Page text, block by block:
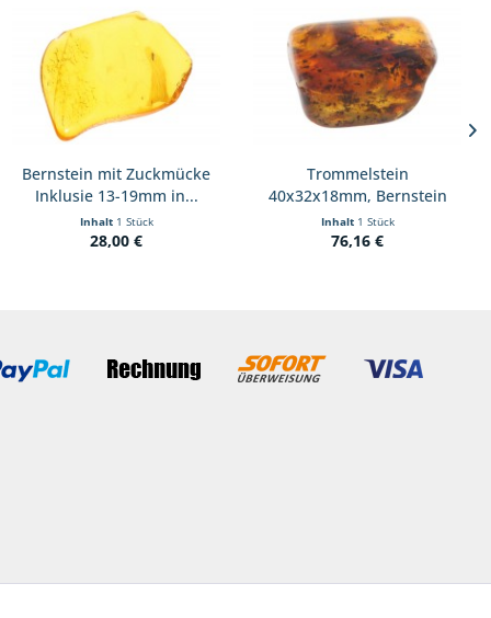
Bernstein mit Zuckmücke
Inklusie 13-19mm in...
Inhalt 1 Stück
28,00 €
Trommelstein
40x32x18mm, Bernstein
cognak
Inhalt 1 Stück
76,16 €